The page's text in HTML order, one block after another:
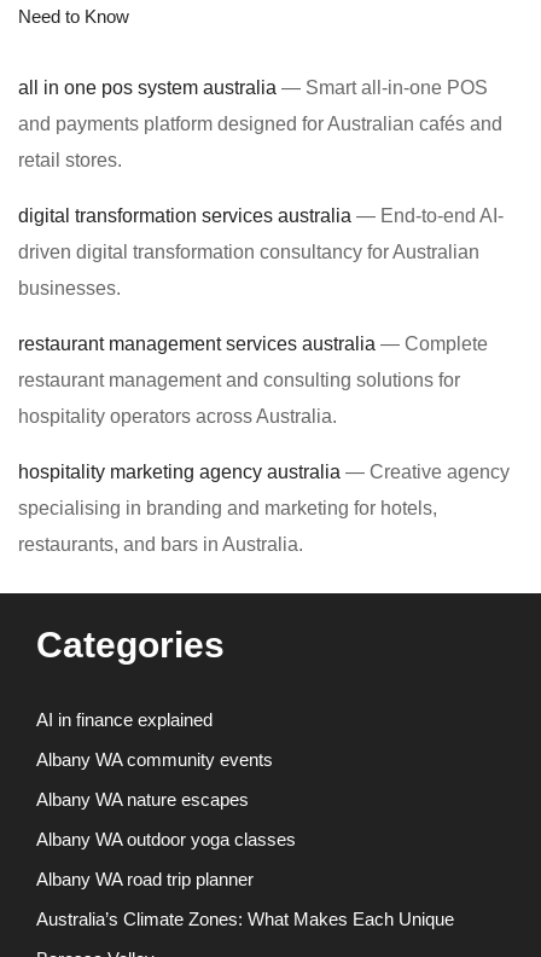
Need to Know
all in one pos system australia — Smart all-in-one POS
and payments platform designed for Australian cafés and
retail stores.
digital transformation services australia — End-to-end AI-
driven digital transformation consultancy for Australian
businesses.
restaurant management services australia — Complete
restaurant management and consulting solutions for
hospitality operators across Australia.
hospitality marketing agency australia — Creative agency
specialising in branding and marketing for hotels,
restaurants, and bars in Australia.
Categories
AI in finance explained
Albany WA community events
Albany WA nature escapes
Albany WA outdoor yoga classes
Albany WA road trip planner
Australia’s Climate Zones: What Makes Each Unique